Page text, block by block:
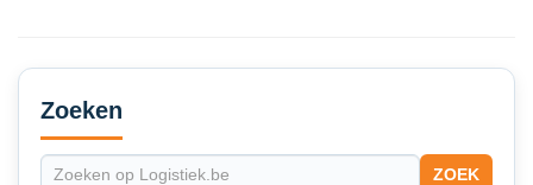
Secondary
Sidebar
Zoeken
ZOEK